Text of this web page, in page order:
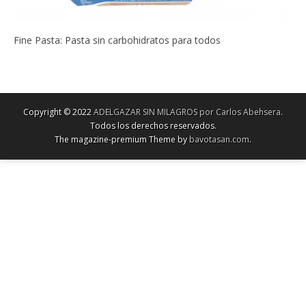
Fine Pasta: Pasta sin carbohidratos para todos
Copyright © 2022ADELGAZAR SIN MILAGROS por Carlos Abehsera.
Todos los derechos reservados.
The magazine-premium Theme bybavotasan.com.